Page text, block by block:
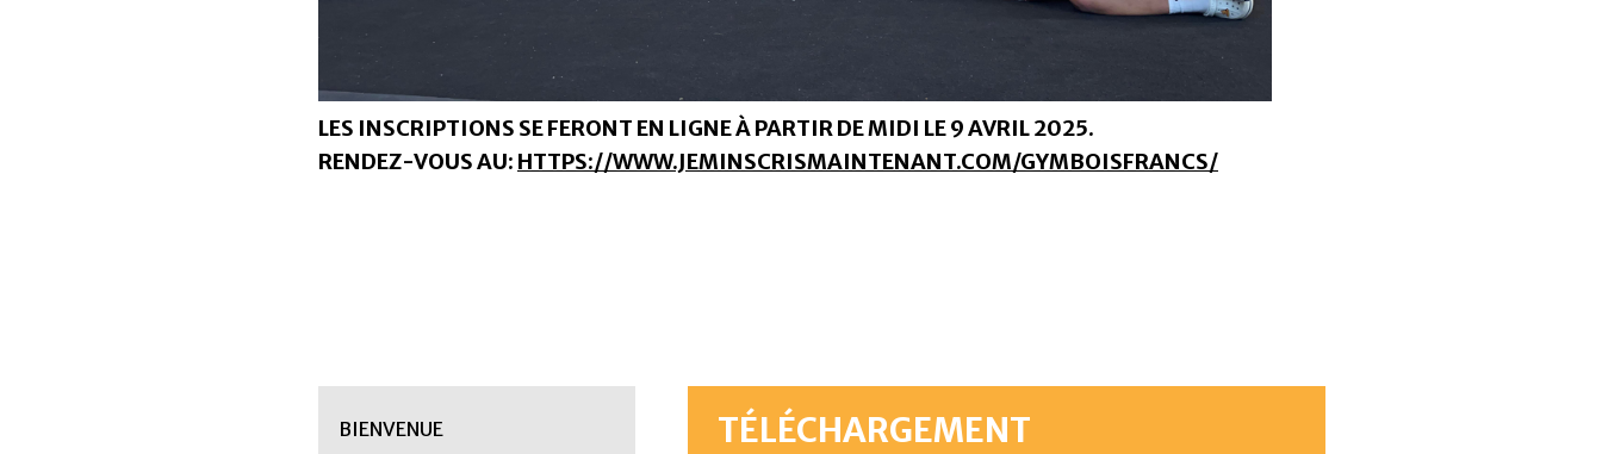
LES INSCRIPTIONS SE FERONT EN LIGNE À PARTIR DE MIDI LE 9 AVRIL 2025.
RENDEZ-VOUS AU: HTTPS://WWW.JEMINSCRISMAINTENANT.COM/GYMBOISFRANCS/
BIENVENUE TÉLÉCHARGEMENT